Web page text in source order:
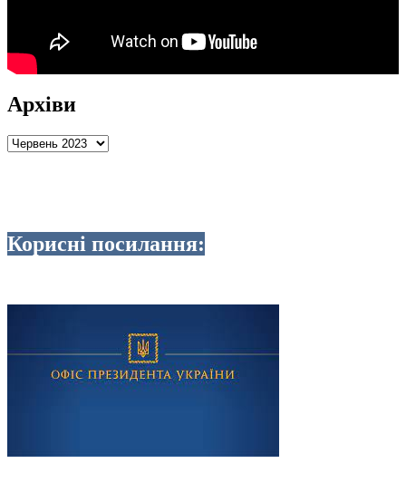
Архіви
Архіви
Корисні посилання: